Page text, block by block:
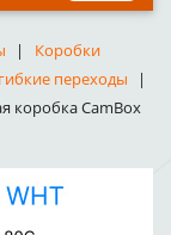
Коробки
переходы
коробка CamBox